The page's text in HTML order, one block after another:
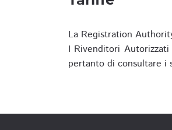
La Registration
I Rivenditori
pertanto di consultare i